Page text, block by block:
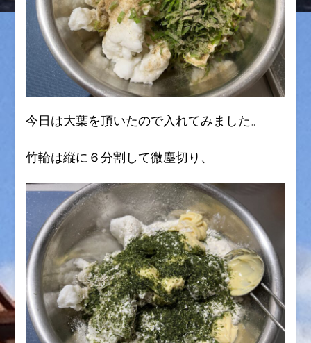
今日は大葉を頂いたので入れてみました。
竹輪は縦に６分割して微塵切り、